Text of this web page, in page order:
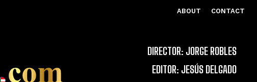
ABOUT CONTACT
DIRECTOR: JORGE ROBLES
EDITOR: JESÚS DELGADO